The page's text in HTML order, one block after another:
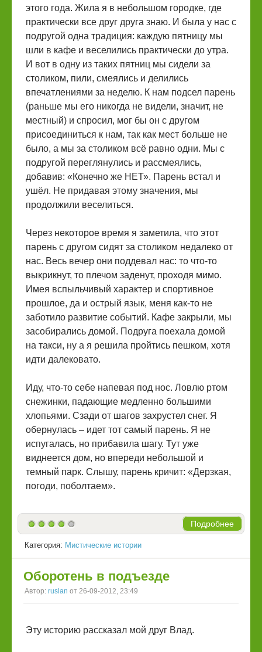
этого года. Жила я в небольшом городке, где
практически все друг друга знаю. И была у нас с
подругой одна традиция: каждую пятницу мы
шли в кафе и веселились практически до утра.
И вот в одну из таких пятниц мы сидели за
столиком, пили, смеялись и делились
впечатлениями за неделю. К нам подсел парень
(раньше мы его никогда не видели, значит, не
местный) и спросил, мог бы он с другом
присоединиться к нам, так как мест больше не
было, а мы за столиком всё равно одни. Мы с
подругой переглянулись и рассмеялись,
добавив: «Конечно же НЕТ». Парень встал и
ушёл. Не придавая этому значения, мы
продолжили веселиться.
Через некоторое время я заметила, что этот
парень с другом сидят за столиком недалеко от
нас. Весь вечер они поддевал нас: то что-то
выкрикнут, то плечом заденут, проходя мимо.
Имея вспыльчивый характер и спортивное
прошлое, да и острый язык, меня как-то не
заботило развитие событий. Кафе закрыли, мы
засобирались домой. Подруга поехала домой
на такси, ну а я решила пройтись пешком, хотя
идти далековато.
Иду, что-то себе напевая под нос. Ловлю ртом
снежинки, падающие медленно большими
хлопьями. Сзади от шагов захрустел снег. Я
обернулась – идет тот самый парень. Я не
испугалась, но прибавила шагу. Тут уже
виднеется дом, но впереди небольшой и
темный парк. Слышу, парень кричит: «Дерзкая,
погоди, поболтаем».
Подробнее
Категория: Мистические истории
Оборотень в подъезде
Автор: ruslan от 26-09-2012, 23:49
Эту историю рассказал мой друг Влад.